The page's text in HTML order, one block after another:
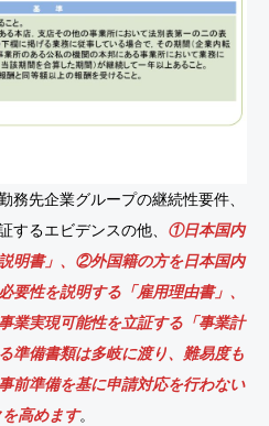
務先企業グループの継続性要件、
するエビデンスの他、 ①日本国内
明書」、②外国籍の方を日本国内
要性を説明する「雇用理由書」、
業実現可能性を立証する「事業計
準備書類は多岐に渡り、難易度も
前準備を基に申請対応を行わない
高めます。